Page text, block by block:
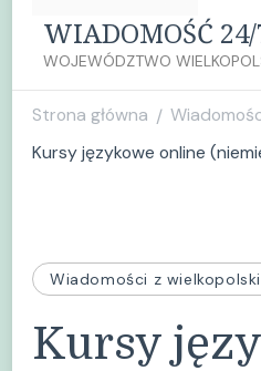
WIADOMOŚĆ
WOJEWÓDZTWO
Strona główna /
Kursy językowe online
Wiadomości z wielkopolski
Kursy